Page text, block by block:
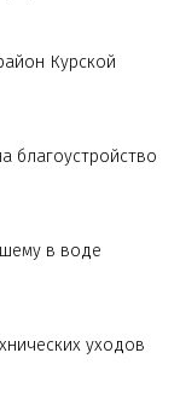
Курской
благоустройство
в воде
уходов